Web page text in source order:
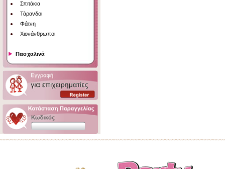
Σπιτάκια
Τάρανδοι
Φάτνη
Χιονάνθρωποι
Πασχαλινά